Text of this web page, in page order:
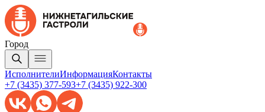
Город
ИсполнителиИнформацияКонтакты
+7 (3435) 377-593+7 (3435) 922-300